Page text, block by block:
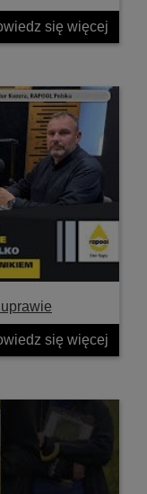
się więcej
się więcej